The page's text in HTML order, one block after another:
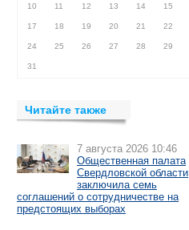
10 11 12 13 14 15
17 18 19 20 21 22
24 25 26 27 28 29
31
Читайте также
7 августа 2026 10:46
Общественная палата
Свердловской области
заключила семь
соглашений о сотрудничестве на
предстоящих выборах